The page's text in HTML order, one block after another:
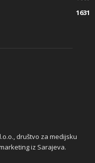
1631
društvo za medijsku
iz Sarajeva.